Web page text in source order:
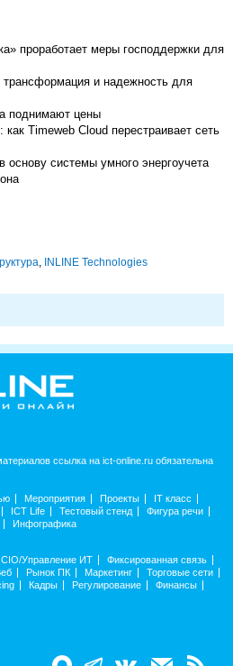
проработает меры господдержки для
и надежность для
поднимают цены
как Timeweb Cloud перестраивает сеть
основу системы умного энергоучета
, INLINE Technologies
ссылка на ict-online.ru обязательна
Мероприятия Проекты
IT класс
ICT Life Тестовый стенд
Фигура речи
Инфографика
CIO/Управление ИТ
Фиксированная связь
Рынок ПК Маркетинг
Торговые сети
Кадры Регулирование
Финансы